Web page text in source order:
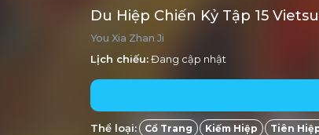
Du Hiệp Chiến Kỷ Tập 15
You Xia Zhan Ji
Lịch chiếu:Đang cập nhật
Thể loại: Cổ Trang Kiếm Hiệp Tiên